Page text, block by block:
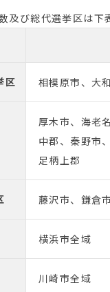
及び総代選挙区は下
区 相模原市、大
厚木市、海老
中郡、秦野市
足柄上郡
藤沢市、鎌倉
横浜市全域
川崎市全域